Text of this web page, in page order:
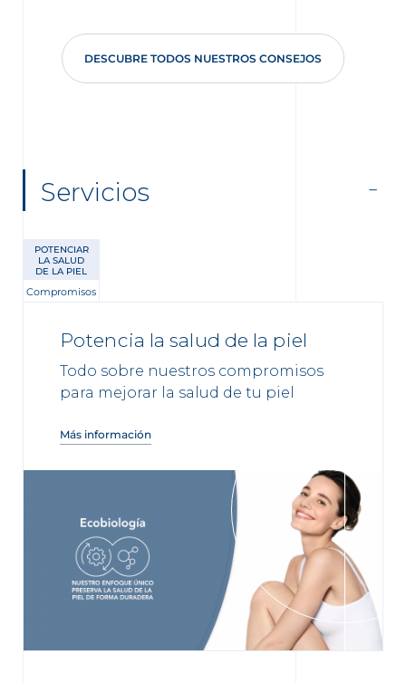
DESCUBRE TODOS NUESTROS CONSEJOS
Servicios
POTENCIAR
LA SALUD
DE LA PIEL
Compromisos
Potencia la salud de la piel
Todo sobre nuestros compromisos
para mejorar la salud de tu piel
Más información